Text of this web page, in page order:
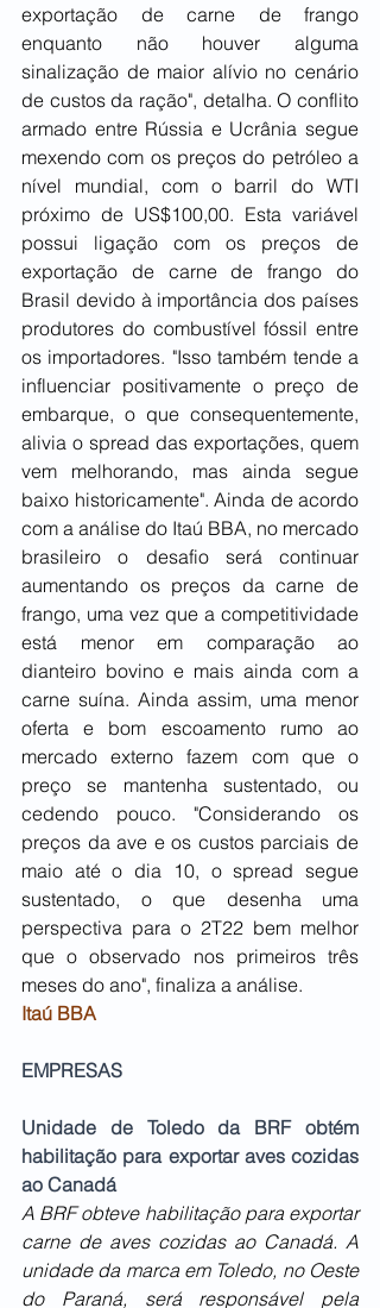
exportação de carne de frango
enquanto não houver alguma
sinalização de maior alívio no cenário
de custos da ração", detalha. O conflito
armado entre Rússia e Ucrânia segue
mexendo com os preços do petróleo a
nível mundial, com o barril do WTI
próximo de US$100,00. Esta variável
possui ligação com os preços de
exportação de carne de frango do
Brasil devido à importância dos países
produtores do combustível fóssil entre
os importadores. "Isso também tende a
influenciar positivamente o preço de
embarque, o que consequentemente,
alivia o spread das exportações, quem
vem melhorando, mas ainda segue
baixo historicamente". Ainda de acordo
com a análise do Itaú BBA, no mercado
brasileiro o desafio será continuar
aumentando os preços da carne de
frango, uma vez que a competitividade
está menor em comparação ao
dianteiro bovino e mais ainda com a
carne suína. Ainda assim, uma menor
oferta e bom escoamento rumo ao
mercado externo fazem com que o
preço se mantenha sustentado, ou
cedendo pouco. "Considerando os
preços da ave e os custos parciais de
maio até o dia 10, o spread segue
sustentado, o que desenha uma
perspectiva para o 2T22 bem melhor
que o observado nos primeiros três
meses do ano", finaliza a análise.
Itaú BBA
EMPRESAS
Unidade de Toledo da BRF obtém
habilitação para exportar aves cozidas
ao Canadá
A BRF obteve habilitação para exportar
carne de aves cozidas ao Canadá. A
unidade da marca em Toledo, no Oeste
do Paraná, será responsável pela